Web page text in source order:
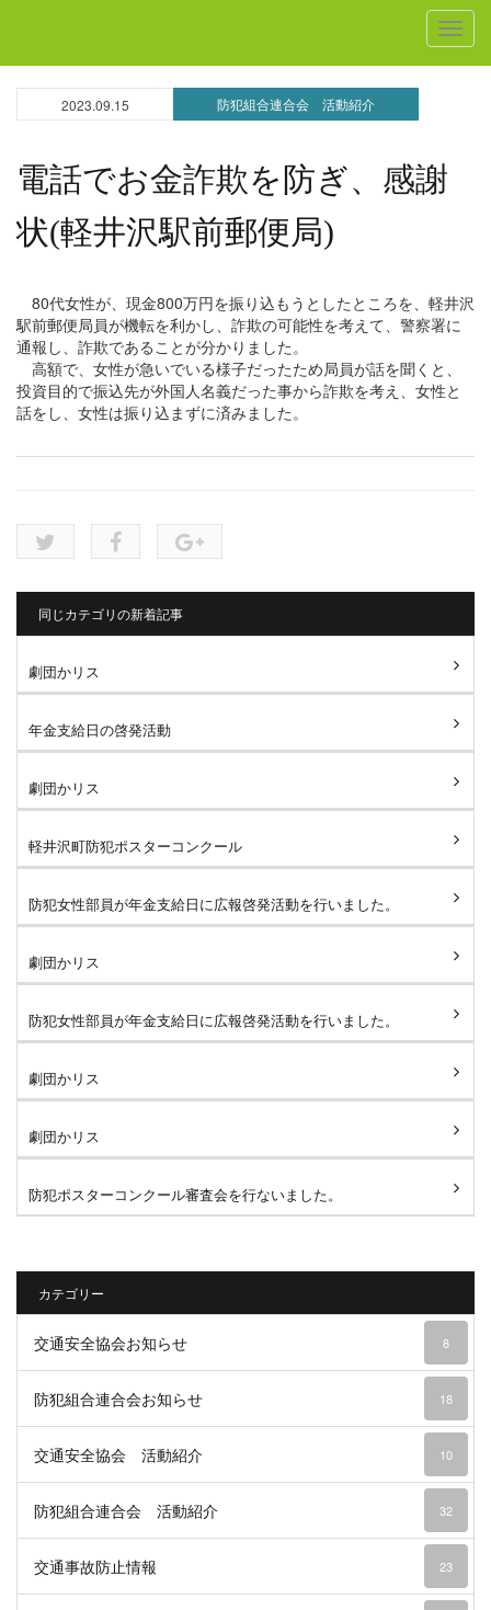
2023.09.15 防犯組合連合会 活動紹介
電話でお金詐欺を防ぎ、感謝
状(軽井沢駅前郵便局)
80代女性が、現金800万円を振り込もうとしたところを、軽井沢
駅前郵便局員が機転を利かし、詐欺の可能性を考えて、警察署に
通報し、詐欺であることが分かりました。
高額で、女性が急いでいる様子だったため局員が話を聞くと、
投資目的で振込先が外国人名義だった事から詐欺を考え、女性と
話をし、女性は振り込まずに済みました。
同じカテゴリの新着記事
劇団かリス
年金支給日の啓発活動
劇団かリス
軽井沢町防犯ポスターコンクール
防犯女性部員が年金支給日に広報啓発活動を行いました。
劇団かリス
防犯女性部員が年金支給日に広報啓発活動を行いました。
劇団かリス
劇団かリス
防犯ポスターコンクール審査会を行ないました。
カテゴリー
交通安全協会お知らせ 8
防犯組合連合会お知らせ 18
交通安全協会 活動紹介 10
防犯組合連合会 活動紹介 32
交通事故防止情報 23